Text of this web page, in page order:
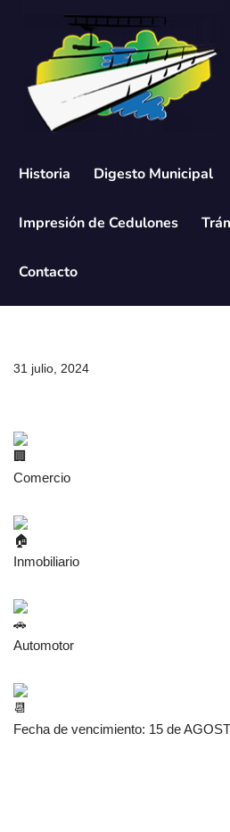
contenido
Historia Digesto Municipal
Impresión de Cedulones
Contacto
31 julio, 2024
Comercio
Inmobiliario
Automotor
Fecha de vencimiento: 15 de